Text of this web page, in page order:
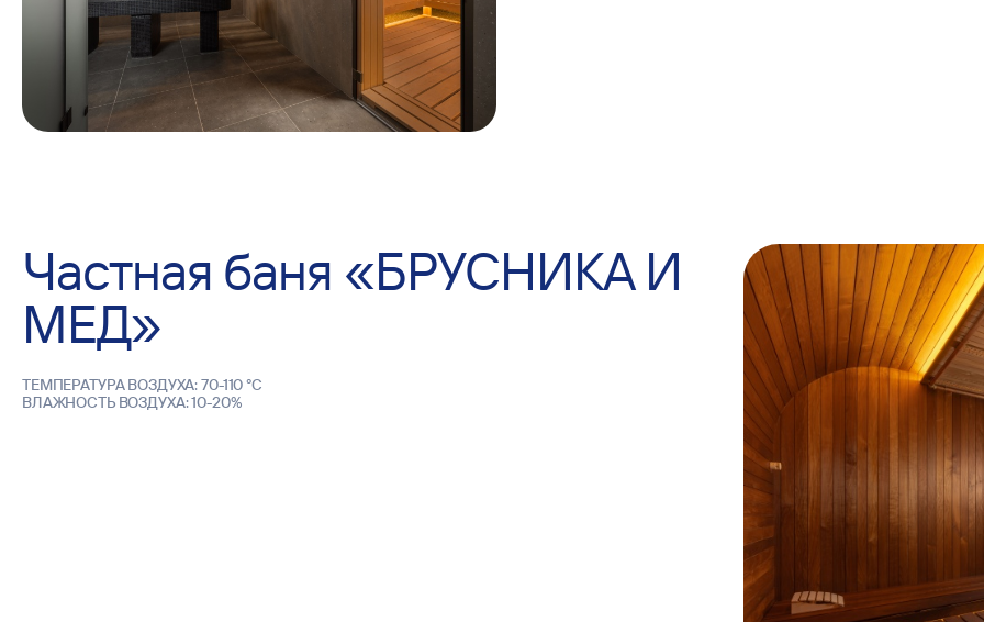
Частная баня «БРУСНИКА И
МЕД»
TEMПEPATУPA ВОЗДУХА: 70-110 °С
ВЛАЖНОСТЬ ВОЗДУХА: 10-20%